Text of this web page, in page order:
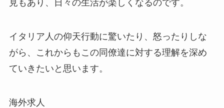
見もあり、日々の生活が楽しくなるのです。
イタリア人の仰天行動に驚いたり、怒ったりしな
がら、これからもこの同僚達に対する理解を深め
ていきたいと思います。
海外求人